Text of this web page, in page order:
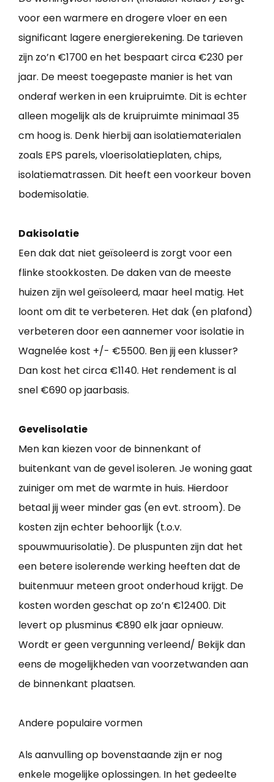
voor een warmere en drogere vloer en een
significant lagere energierekening. De tarieven
zijn zo’n €1700 en het bespaart circa €230 per
jaar. De meest toegepaste manier is het van
onderaf werken in een kruipruimte. Dit is echter
alleen mogelijk als de kruipruimte minimaal 35
cm hoog is. Denk hierbij aan isolatiematerialen
zoals EPS parels, vloerisolatieplaten, chips,
isolatiematrassen. Dit heeft een voorkeur boven
bodemisolatie.
Dakisolatie
Een dak dat niet geïsoleerd is zorgt voor een
flinke stookkosten. De daken van de meeste
huizen zijn wel geïsoleerd, maar heel matig. Het
loont om dit te verbeteren. Het dak (en plafond)
verbeteren door een aannemer voor isolatie in
Wagnelée kost +/- €5500. Ben jij een klusser?
Dan kost het circa €1140. Het rendement is al
snel €690 op jaarbasis.
Gevelisolatie
Men kan kiezen voor de binnenkant of
buitenkant van de gevel isoleren. Je woning gaat
zuiniger om met de warmte in huis. Hierdoor
betaal jij weer minder gas (en evt. stroom). De
kosten zijn echter behoorlijk (t.o.v.
spouwmuurisolatie). De pluspunten zijn dat het
een betere isolerende werking heeften dat de
buitenmuur meteen groot onderhoud krijgt. De
kosten worden geschat op zo’n €12400. Dit
levert op plusminus €890 elk jaar opnieuw.
Wordt er geen vergunning verleend/ Bekijk dan
eens de mogelijkheden van voorzetwanden aan
de binnenkant plaatsen.
Andere populaire vormen
Als aanvulling op bovenstaande zijn er nog
enkele mogelijke oplossingen. In het gedeelte